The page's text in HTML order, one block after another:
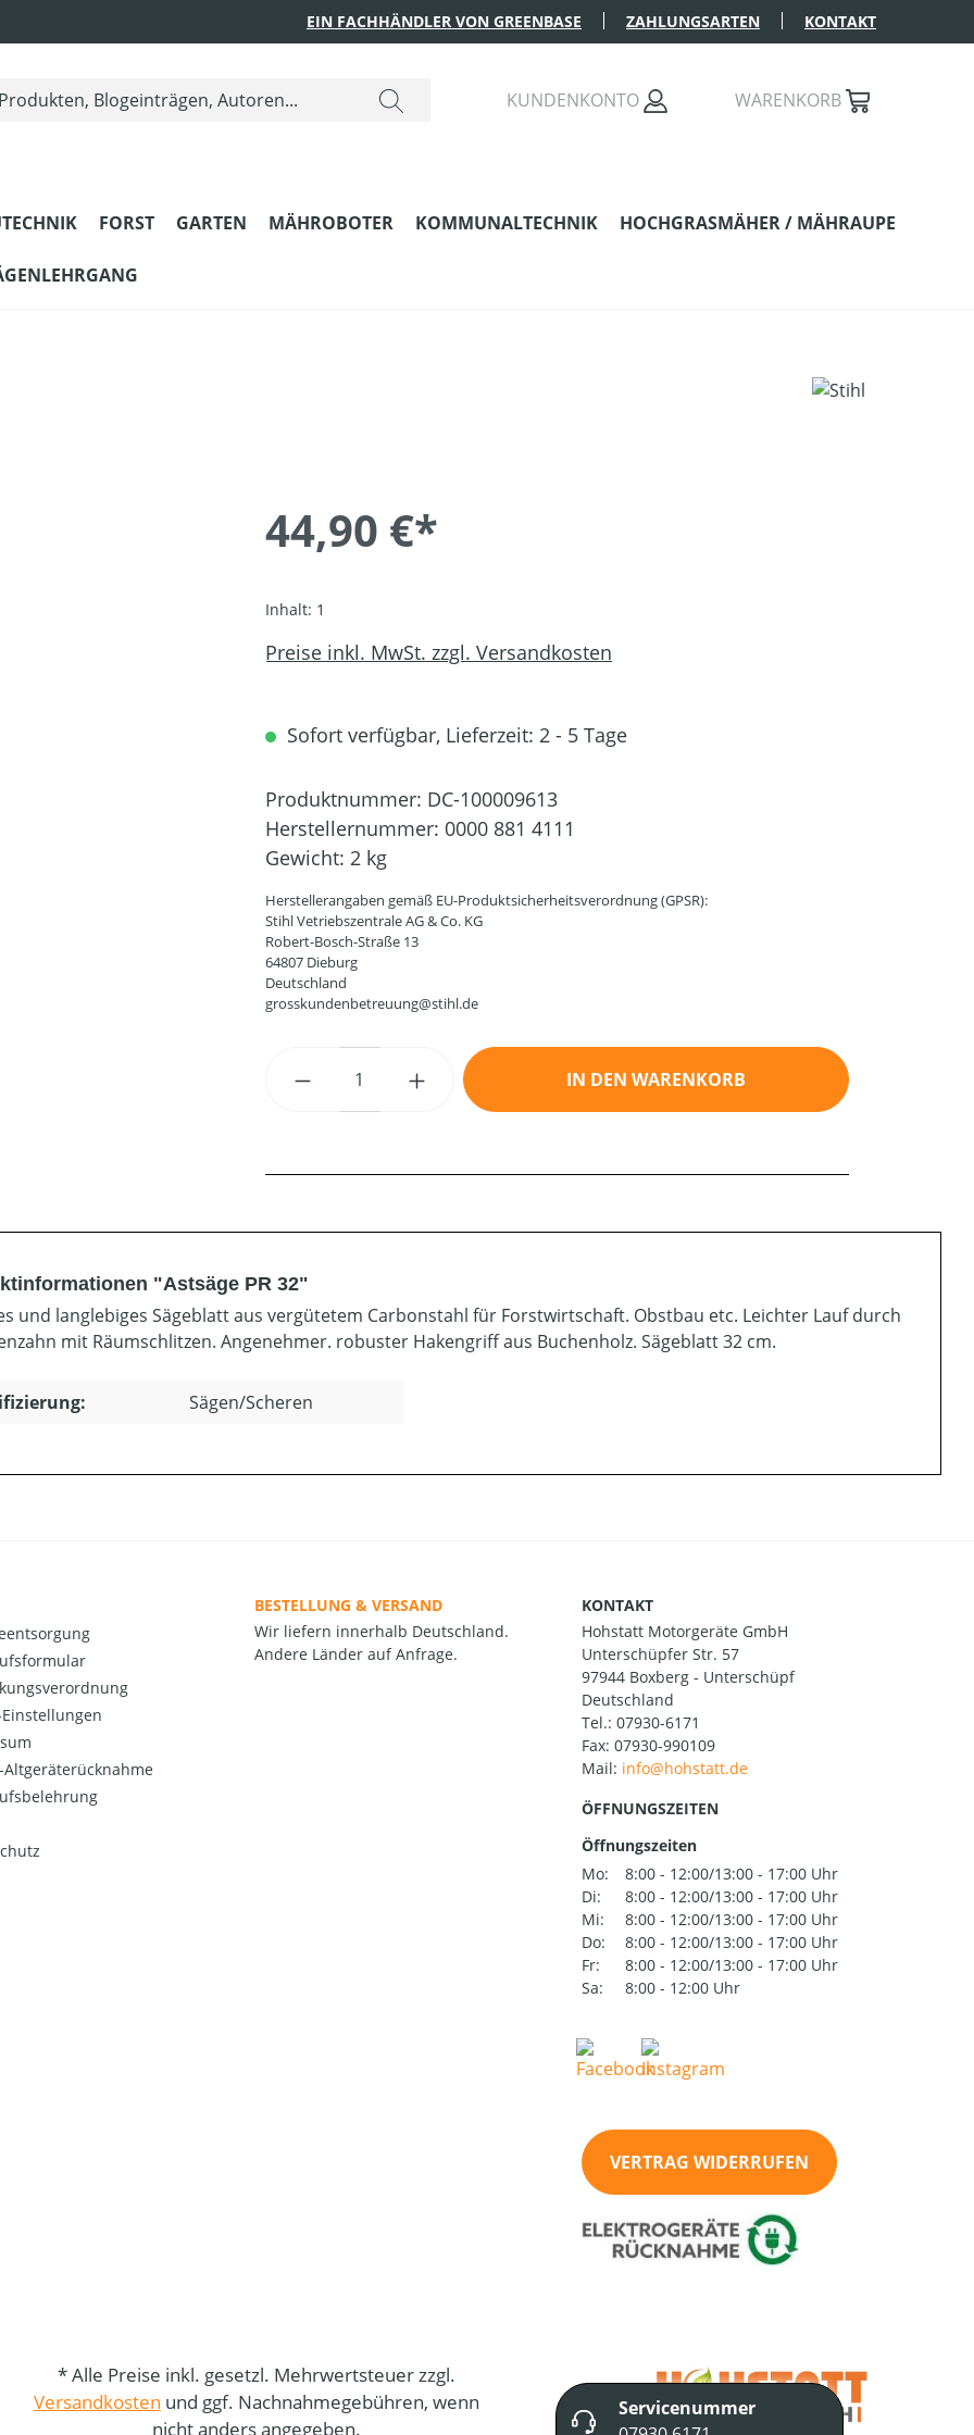
EIN FACHHÄNDLER VON GREENBASE ZAHLUNGSARTEN KONTAKT
KUNDENKONTO WARENKORB
FORST GARTEN MÄHROBOTER KOMMUNALTECHNIK HOCHGRASMÄHER / MÄHRAUPE
44,90 €*
Inhalt: 1
Preise inkl. MwSt. zzgl. Versandkosten
Sofort verfügbar, Lieferzeit: 2 - 5 Tage
Produktnummer: DC-100009613
Herstellernummer: 0000 881 4111
Gewicht: 2 kg
Herstellerangaben gemäß EU-Produktsicherheitsverordnung (GPSR):
Stihl Vetriebszentrale AG & Co. KG
Robert-Bosch-Straße 13
64807 Dieburg
Deutschland
grosskundenbetreuung@stihl.de
Produkt Anzahl: Gib den gewünschten Wert ein oder
IN DEN WARENKORB
"Astsäge PR 32"
und langlebiges Sägeblatt aus vergütetem Carbonstahl für Forstwirtschaft. Obstbau etc. Leichter Lauf durch
mit Räumschlitzen. Angenehmer. robuster Hakengriff aus Buchenholz. Sägeblatt 32 cm.
Sägen/Scheren
Einstellungen
Altgeräterücknahme
BESTELLUNG & VERSAND
Wir liefern innerhalb Deutschland.
Andere Länder auf Anfrage.
KONTAKT
Hohstatt Motorgeräte GmbH
Unterschüpfer Str. 57
97944 Boxberg - Unterschüpf
Deutschland
Tel.: 07930-6171
Fax: 07930-990109
Mail:
ÖFFNUNGSZEITEN
Öffnungszeiten
Mo:
8:00 - 12:00/13:00 - 17:00 Uhr
Di:
8:00 - 12:00/13:00 - 17:00 Uhr
Mi:
8:00 - 12:00/13:00 - 17:00 Uhr
Do:
8:00 - 12:00/13:00 - 17:00 Uhr
Fr:
8:00 - 12:00/13:00 - 17:00 Uhr
Sa:
8:00 - 12:00 Uhr
VERTRAG WIDERRUFEN
* Alle Preise inkl. gesetzl. Mehrwertsteuer zzgl.
Versandkosten und ggf. Nachnahmegebühren, wenn
nicht anders angegeben.
Servicenummer